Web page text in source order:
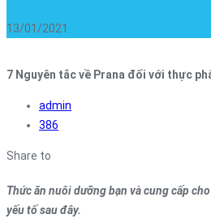
13/01/2021
7 Nguyên tắc về Prana đối với thực
admin
386
Share to
Thức ăn nuôi dưỡng bạn và cung cấp
yếu tố sau đây.